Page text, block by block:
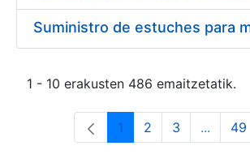
1 - 10 erakusten 486 emaitzetatik.
Orrialdea
1 Orrialdea
2 Orrialdea
3 ... 49